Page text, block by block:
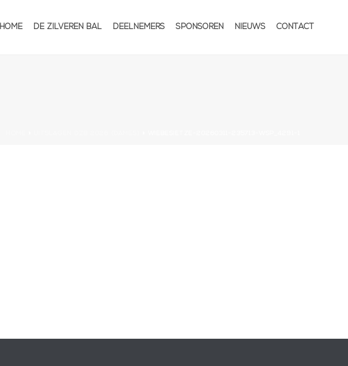
HOME DE ZILVEREN BAL DEELNEMERS SPONSOREN NIEUWS CONTACT